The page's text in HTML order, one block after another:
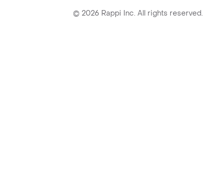
© 2026 Rappi Inc. All rights reserved.